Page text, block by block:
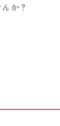
か？